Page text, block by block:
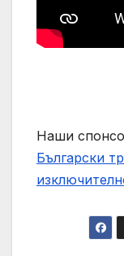
Наши
Български